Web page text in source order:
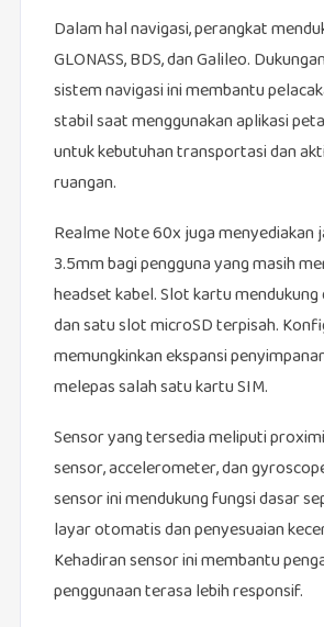
Dalam hal navigasi, perangkat
GLONASS, BDS, dan Galileo.
sistem navigasi ini membantu
stabil saat menggunakan aplikasi
untuk kebutuhan transportasi dan
ruangan.
Realme Note 60x juga menyediakan
3.5mm bagi pengguna yang masih
headset kabel. Slot kartu mendukung
dan satu slot microSD terpisah.
memungkinkan ekspansi
melepas salah satu kartu SIM.
Sensor yang tersedia meliputi
sensor, accelerometer, dan
sensor ini mendukung fungsi dasar
layar otomatis dan penyesuaian
Kehadiran sensor ini membantu
penggunaan terasa lebih responsif.